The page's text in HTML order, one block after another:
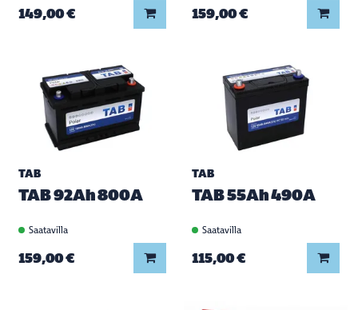
149,00 € Lisää koriin159,00 €
TAB
TAB 92Ah 800A
Saatavilla
159,00 € Lisää koriin
TAB
TAB 55Ah 490A
Saatavilla
115,00 €